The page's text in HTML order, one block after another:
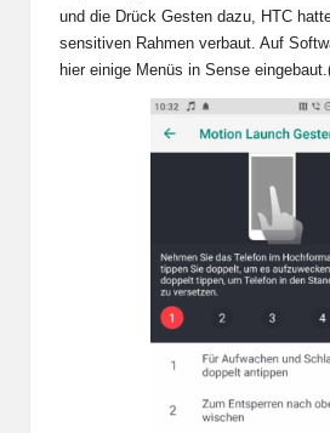
und die Drück Gesten dazu, HTC
sensitiven Rahmen verbaut. Auf
hier einige Menüs in Sense